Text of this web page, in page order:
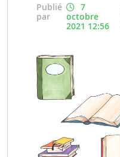
Publié
par
7
octobre
2021 12:56